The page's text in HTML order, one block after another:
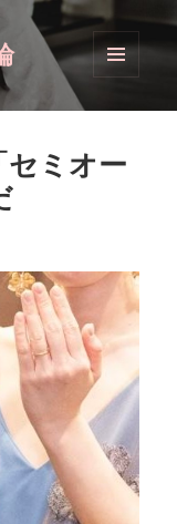
ーとウ
セミオー